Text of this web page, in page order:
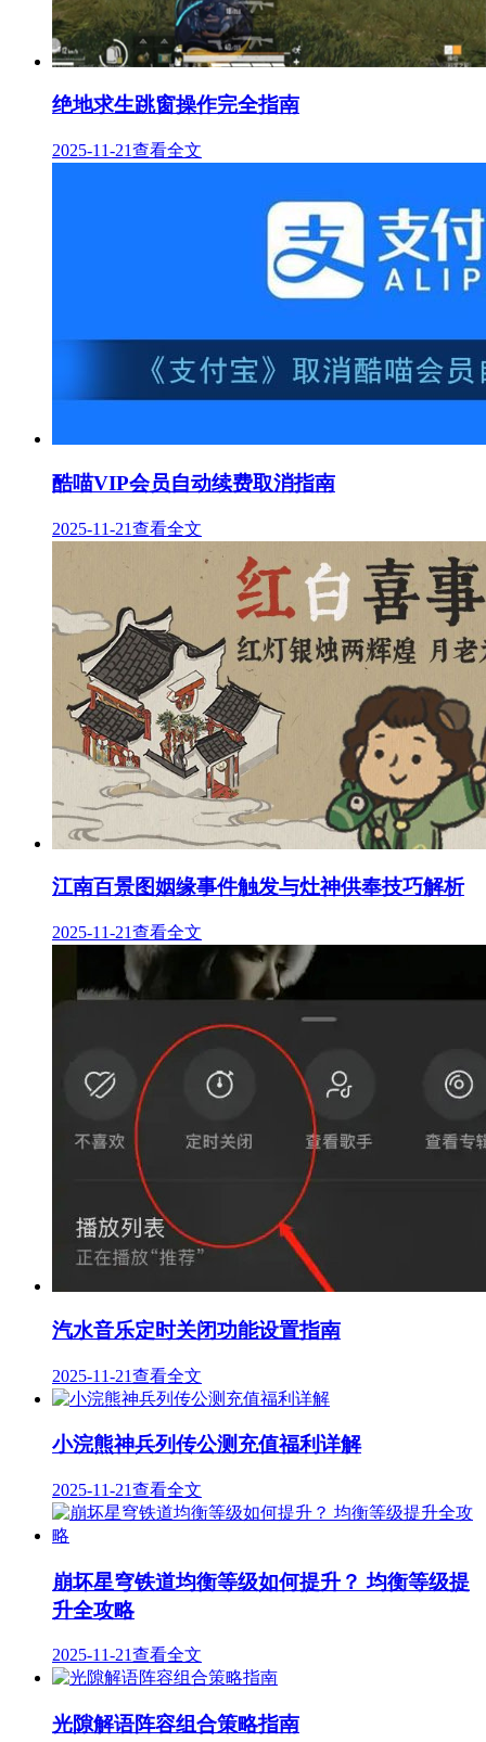
绝地求生跳窗操作完全指南
2025-11-21查看全文
酷喵VIP会员自动续费取消指南
2025-11-21查看全文
江南百景图姻缘事件触发与灶神供奉技巧解析
2025-11-21查看全文
汽水音乐定时关闭功能设置指南
2025-11-21查看全文
小浣熊神兵列传公测充值福利详解
2025-11-21查看全文
崩坏星穹铁道均衡等级如何提升？ 均衡等级提
升全攻略
2025-11-21查看全文
光隙解语阵容组合策略指南